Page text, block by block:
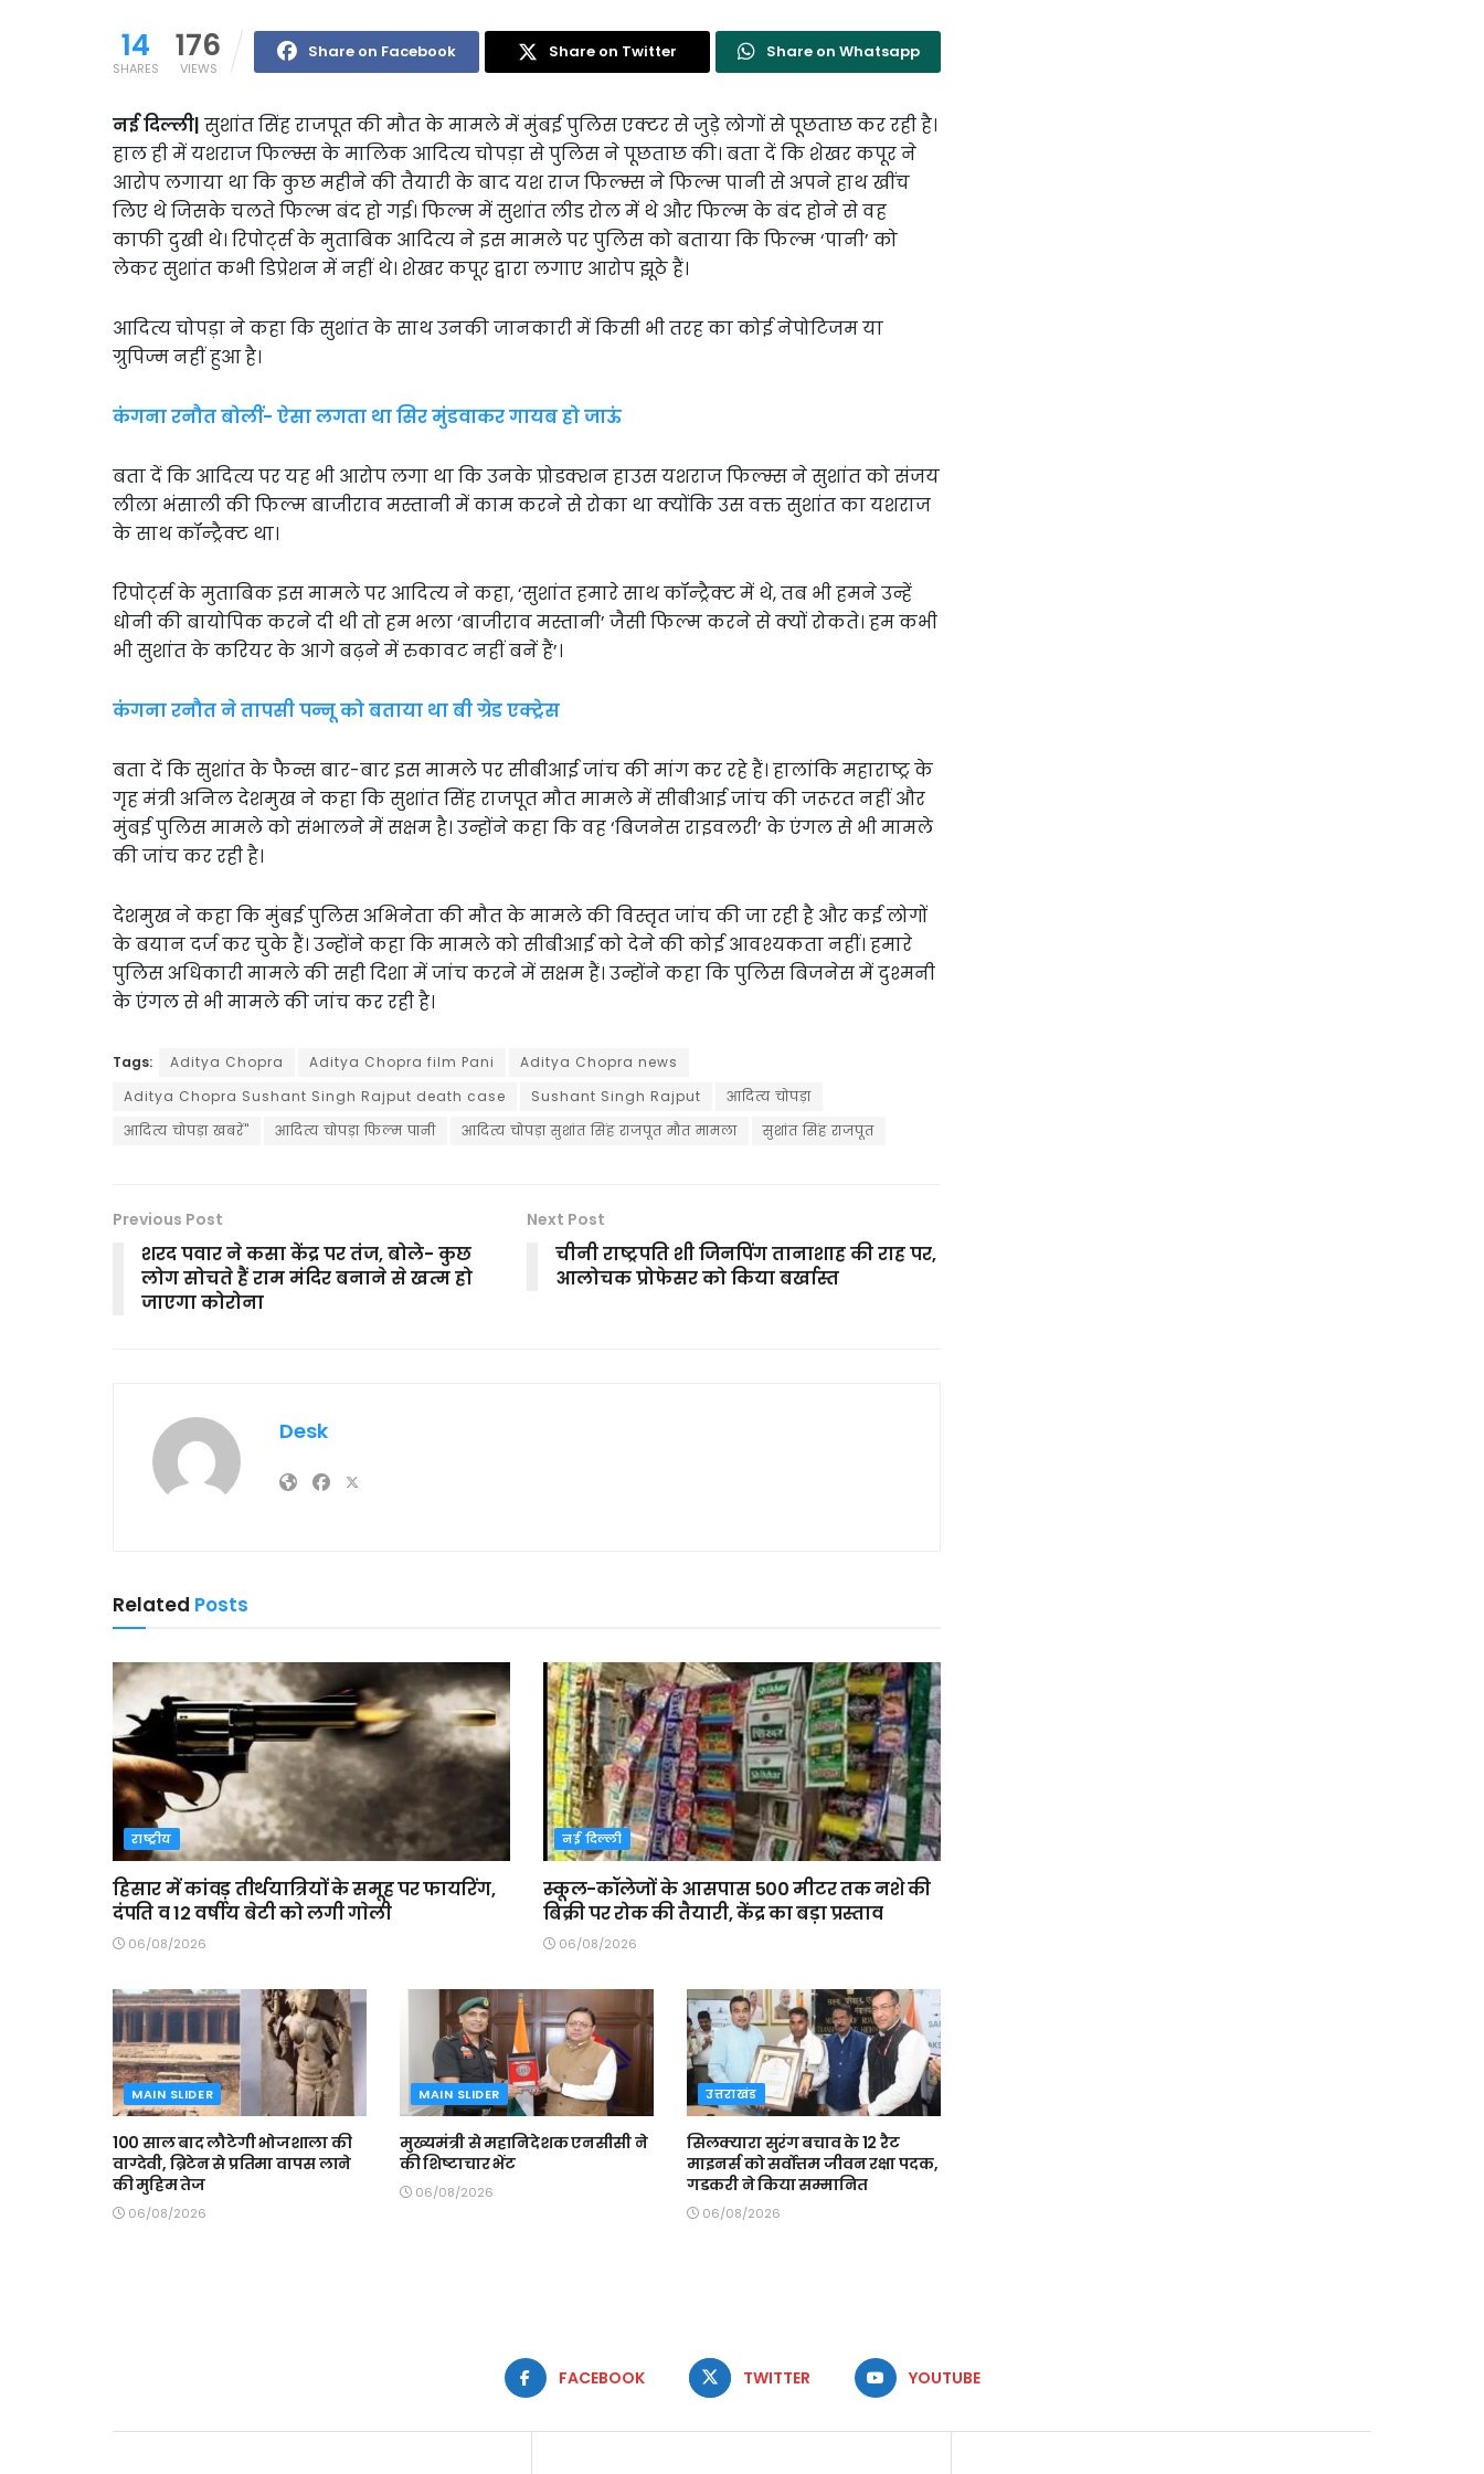
14
SHARES
176
VIEWS
Share on Facebook Share on Twitter Share on Whatsapp
नई दिल्ली| सुशांत सिंह राजपूत की मौत के मामले में मुंबई पुलिस एक्टर से जुड़े लोगों से पूछताछ कर रही है।
हाल ही में यशराज फिल्म्स के मालिक आदित्य चोपड़ा से पुलिस ने पूछताछ की। बता दें कि शेखर कपूर ने
आरोप लगाया था कि कुछ महीने की तैयारी के बाद यश राज फिल्म्स ने फिल्म पानी से अपने हाथ खींच
लिए थे जिसके चलते फिल्म बंद हो गई। फिल्म में सुशांत लीड रोल में थे और फिल्म के बंद होने से वह
काफी दुखी थे। रिपोर्ट्स के मुताबिक आदित्य ने इस मामले पर पुलिस को बताया कि फिल्म ‘पानी’ को
लेकर सुशांत कभी डिप्रेशन में नहीं थे। शेखर कपूर द्वारा लगाए आरोप झूठे हैं।
आदित्य चोपड़ा ने कहा कि सुशांत के साथ उनकी जानकारी में किसी भी तरह का कोई नेपोटिजम या
ग्रुपिज्म नहीं हुआ है।
कंगना रनौत बोलीं- ऐसा लगता था सिर मुंडवाकर गायब हो जाऊं
बता दें कि आदित्य पर यह भी आरोप लगा था कि उनके प्रोडक्शन हाउस यशराज फिल्म्स ने सुशांत को संजय
लीला भंसाली की फिल्म बाजीराव मस्तानी में काम करने से रोका था क्योंकि उस वक्त सुशांत का यशराज
के साथ कॉन्ट्रैक्ट था।
रिपोर्ट्स के मुताबिक इस मामले पर आदित्य ने कहा, ‘सुशांत हमारे साथ कॉन्ट्रैक्ट में थे, तब भी हमने उन्हें
धोनी की बायोपिक करने दी थी तो हम भला ‘बाजीराव मस्तानी’ जैसी फिल्म करने से क्यों रोकते। हम कभी
भी सुशांत के करियर के आगे बढ़ने में रुकावट नहीं बनें हैं’।
कंगना रनौत ने तापसी पन्नू को बताया था बी ग्रेड एक्ट्रेस
बता दें कि सुशांत के फैन्स बार-बार इस मामले पर सीबीआई जांच की मांग कर रहे हैं। हालांकि महाराष्ट्र के
गृह मंत्री अनिल देशमुख ने कहा कि सुशांत सिंह राजपूत मौत मामले में सीबीआई जांच की जरूरत नहीं और
मुंबई पुलिस मामले को संभालने में सक्षम है। उन्होंने कहा कि वह ‘बिजनेस राइवलरी’ के एंगल से भी मामले
की जांच कर रही है।
देशमुख ने कहा कि मुंबई पुलिस अभिनेता की मौत के मामले की विस्तृत जांच की जा रही है और कई लोगों
के बयान दर्ज कर चुके हैं। उन्होंने कहा कि मामले को सीबीआई को देने की कोई आवश्यकता नहीं। हमारे
पुलिस अधिकारी मामले की सही दिशा में जांच करने में सक्षम हैं। उन्होंने कहा कि पुलिस बिजनेस में दुश्मनी
के एंगल से भी मामले की जांच कर रही है।
Tags: Aditya Chopra Aditya Chopra film Pani
Aditya Chopra news
Aditya Chopra Sushant Singh Rajput death case
Sushant Singh Rajput
आदित्य चोपड़ा
आदित्य चोपड़ा खबरें"
आदित्य चोपड़ा फिल्म पानी आदित्य चोपड़ा सुशांत सिंह राजपूत मौत मामला सुशांत सिंह राजपूत
Previous Post
शरद पवार ने कसा केंद्र पर तंज, बोले- कुछ
लोग सोचते हैं राम मंदिर बनाने से खत्म हो
जाएगा कोरोना
Next Post
चीनी राष्ट्रपति शी जिनपिंग तानाशाह की राह पर,
आलोचक प्रोफेसर को किया बर्खास्त
Desk
Related Posts
राष्ट्रीय
हिसार में कांवड़ तीर्थयात्रियों के समूह पर फायरिंग,
दंपति व 12 वर्षीय बेटी को लगी गाेली
06/08/2026
नई दिल्ली
स्कूल-कॉलेजों के आसपास 500 मीटर तक नशे की
बिक्री पर रोक की तैयारी, केंद्र का बड़ा प्रस्ताव
06/08/2026
MAIN SLIDER
100 साल बाद लौटेगी भोजशाला की
वाग्देवी, ब्रिटेन से प्रतिमा वापस लाने
की मुहिम तेज
06/08/2026
MAIN SLIDER
मुख्यमंत्री से महानिदेशक एनसीसी ने
की शिष्टाचार भेंट
06/08/2026
उत्तराखंड
सिलक्यारा सुरंग बचाव के 12 रैट
माइनर्स को सर्वोत्तम जीवन रक्षा पदक,
गडकरी ने किया सम्मानित
06/08/2026
FACEBOOK TWITTER YOUTUBE